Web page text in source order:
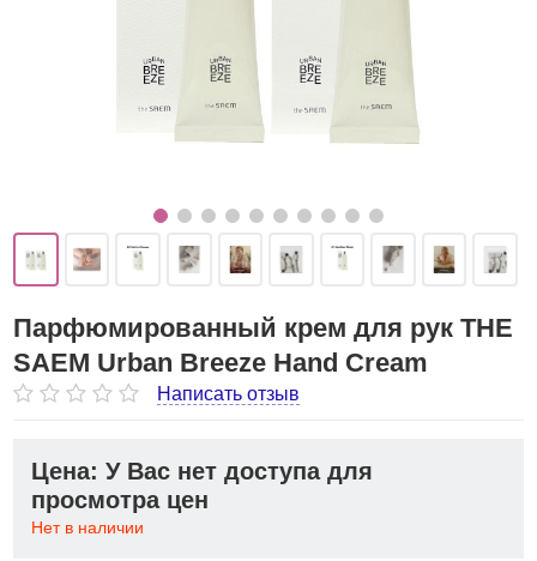
Парфюмированный крем для рук THE
SAEM Urban Breeze Hand Cream
Написать отзыв
Цена: У Вас нет доступа для
просмотра цен
Нет в наличии